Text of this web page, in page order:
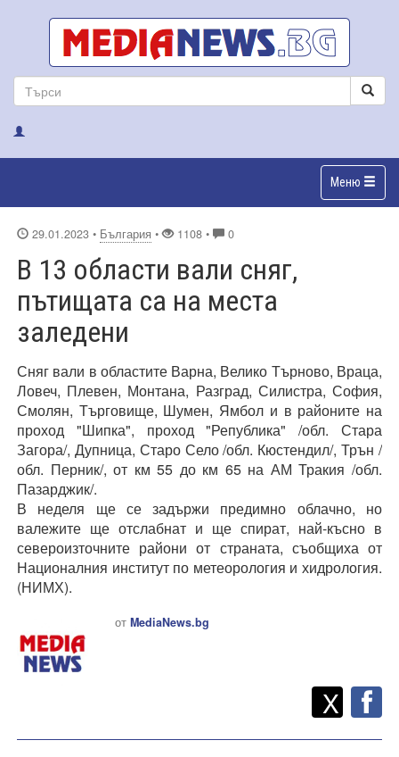
Меню
29.01.2023 • България • 1108 • 0
В 13 области вали сняг,
пътищата са на места
заледени
Сняг вали в областите Варна, Велико Търново, Враца,
Ловеч, Плевен, Монтана, Разград, Силистра, София,
Смолян, Търговище, Шумен, Ямбол и в районите на
проход "Шипка", проход "Република" /обл. Стара
Загора/, Дупница, Старо Село /обл. Кюстендил/, Трън /
обл. Перник/, от км 55 до км 65 на АМ Тракия /обл.
Пазарджик/.
В неделя ще се задържи предимно облачно, но
валежите ще отслабнат и ще спират, най-късно в
североизточните райони от страната, съобщиха от
Националния институт по метеорология и хидрология.
(НИМХ).
от MediaNews.bg
Споделете
X